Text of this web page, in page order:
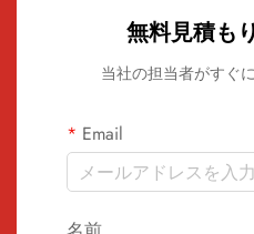
無料見積も
当社の担当者がすぐ
Email